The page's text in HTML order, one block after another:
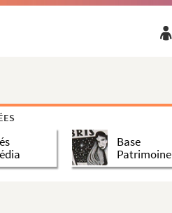
Base
Patrimoine